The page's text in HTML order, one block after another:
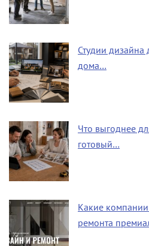
Студии дизайна
дома…
Что выгоднее
готовый…
Какие
ремонта